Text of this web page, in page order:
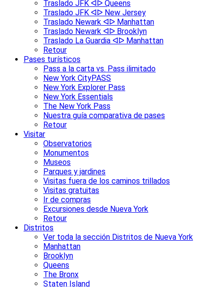
Traslado JFK ᐊᐅ Queens
Traslado JFK ᐊᐅ New Jersey
Traslado Newark ᐊᐅ Manhattan
Traslado Newark ᐊᐅ Brooklyn
Traslado La Guardia ᐊᐅ Manhattan
Retour
Pases turísticos
Pass a la carta vs. Pass ilimitado
New York CityPASS
New York Explorer Pass
New York Essentials
The New York Pass
Nuestra guía comparativa de pases
Retour
Visitar
Observatorios
Monumentos
Museos
Parques y jardines
Visitas fuera de los caminos trillados
Visitas gratuitas
Ir de compras
Excursiones desde Nueva York
Retour
Distritos
Ver toda la sección Distritos de Nueva York
Manhattan
Brooklyn
Queens
The Bronx
Staten Island